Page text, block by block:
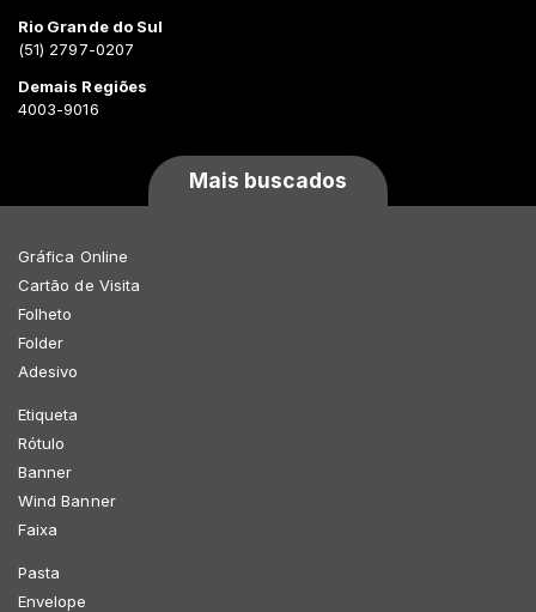
Rio Grande do Sul
(51) 2797-0207
Demais Regiões
4003-9016
Mais buscados
Gráfica Online
Cartão de Visita
Folheto
Folder
Adesivo
Etiqueta
Rótulo
Banner
Wind Banner
Faixa
Pasta
Envelope